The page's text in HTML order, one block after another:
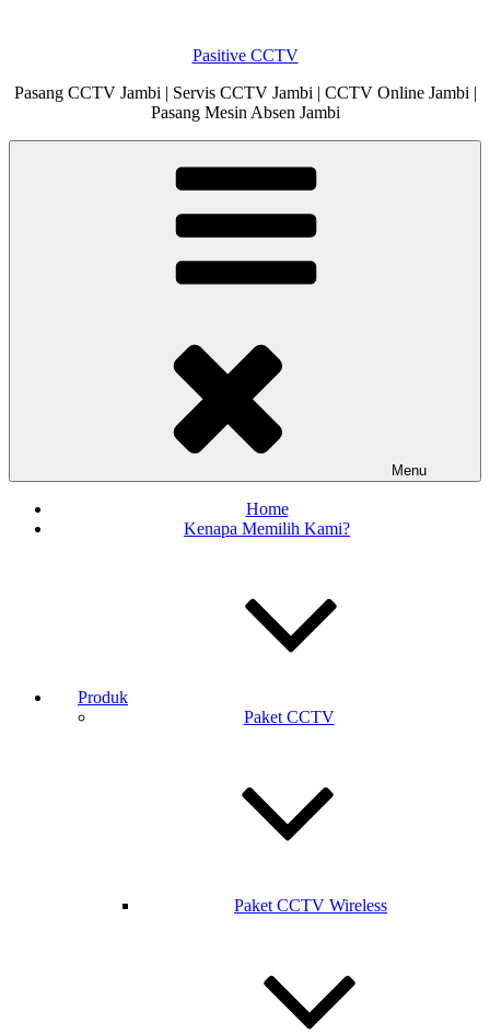
Pasitive CCTV
Pasang CCTV Jambi | Servis CCTV Jambi | CCTV Online Jambi |
Pasang Mesin Absen Jambi
Menu
Home
Kenapa Memilih Kami?
Produk
Paket CCTV
Paket CCTV Wireless